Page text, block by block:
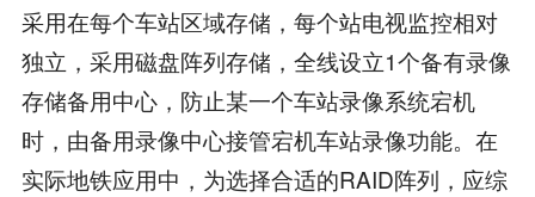
采用在每个车站区域存储，每个站电视监控相对
独立，采用磁盘阵列存储，全线设立1个备有录像
存储备用中心，防止某一个车站录像系统宕机
时，由备用录像中心接管宕机车站录像功能。在
实际地铁应用中，为选择合适的RAID阵列，应综